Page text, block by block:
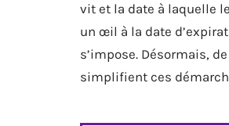
vit et la date à laquelle
un œil à la date
s’impose. Désormais,
simplifient ces